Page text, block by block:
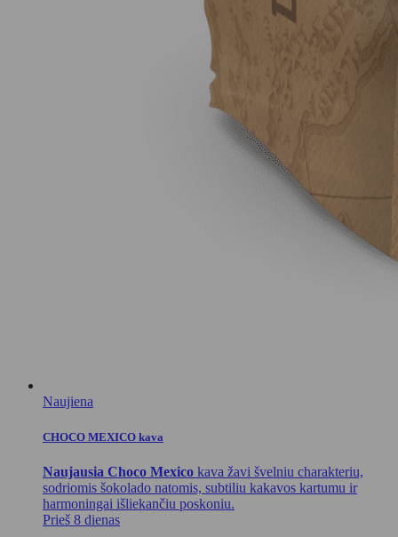
Naujiena
CHOCO MEXICO kava
Naujausia Choco Mexico kava žavi švelniu charakteriu,
sodriomis šokolado natomis, subtiliu kakavos kartumu ir
harmoningai išliekančiu poskoniu.
Prieš 8 dienas